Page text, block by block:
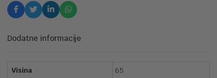
Dodatne informacije
Visina
65